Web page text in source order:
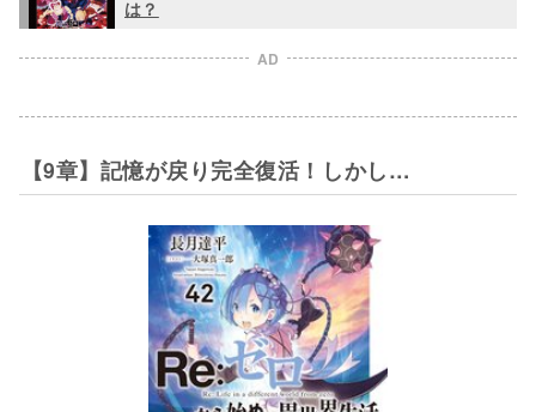
は？
AD
【9章】記憶が戻り完全復活！しかし…